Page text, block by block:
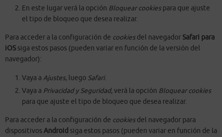
En este lugar verá la opción Bloquear cookiespara que ajuste
el tipo de bloqueo que desea realizar.
Para acceder a la configuración de cookiesdel navegador Safari para
iOSsiga estos pasos (pueden variar en función de la versión del
navegador):
Vaya a Ajustes, luego Safari.
Vaya a Privacidad y Seguridad, verá la opción Bloquear cookies
para que ajuste el tipo de bloqueo que desea realizar.
Para acceder a la configuración de cookiesdel navegador para
dispositivosAndroid siga estos pasos (pueden variar en función de la